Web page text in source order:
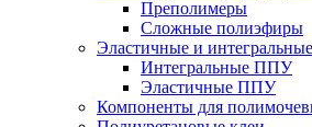
Преполимеры
Сложные полиэфиры
Эластичные и
Интегральные ППУ
Эластичные ППУ
Компоненты для